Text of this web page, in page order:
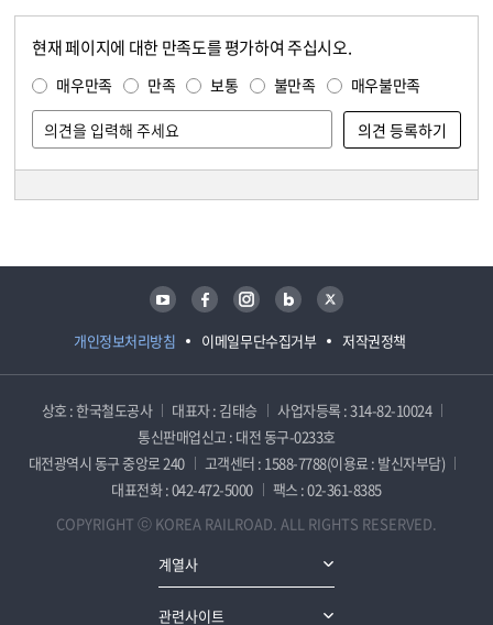
현재 페이지에 대한 만족도를 평가하여 주십시오.
매우만족 만족 보통 불만족 매우불만족
개인정보처리방침 이메일무단수집거부 저작권정책
유튜브 페이스북 인스타그램 블로그 트위터
상호 : 한국철도공사 대표자 : 김태승
사업자등록 : 314-82-10024
통신판매업신고 : 대전 동구-0233호
대전광역시 동구 중앙로 240
고객센터 : 1588-7788(이용료 : 발신자부담)
대표전화 : 042-472-5000
팩스 : 02-361-8385
COPYRIGHT ⓒ KOREA RAILROAD. ALL RIGHTS RESERVED.
계열사
관련사이트